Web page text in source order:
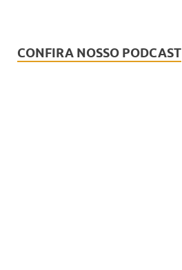
CONFIRA NOSSO PODCAST